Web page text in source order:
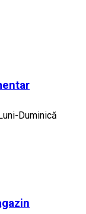
Duminică